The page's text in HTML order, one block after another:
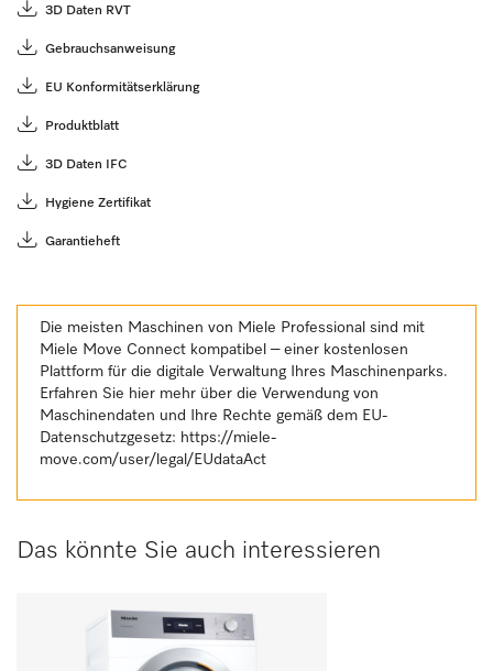
3D Daten RVT
Gebrauchsanweisung
EU Konformitätserklärung
Produktblatt
3D Daten IFC
Hygiene Zertifikat
Garantieheft
Die meisten Maschinen von Miele Professional sind mit
Miele Move Connect kompatibel – einer kostenlosen
Plattform für die digitale Verwaltung Ihres Maschinenparks.
Erfahren Sie hier mehr über die Verwendung von
Maschinendaten und Ihre Rechte gemäß dem EU-
Datenschutzgesetz: https://miele-
move.com/user/legal/EUdataAct
Das könnte Sie auch interessieren